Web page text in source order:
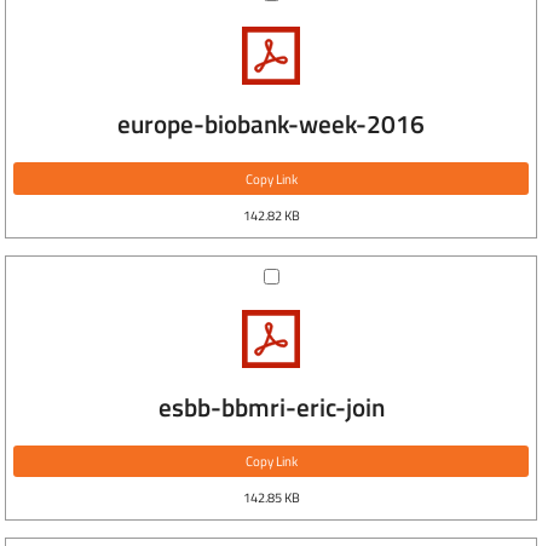
europe-biobank-week-2016
Copy Link
142.82 KB
esbb-bbmri-eric-join
Copy Link
142.85 KB